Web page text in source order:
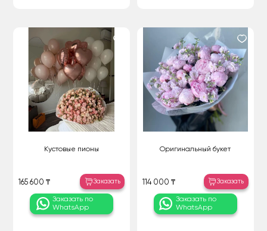
Кустовые пионы
165 600 ₸ Заказать
Заказать по
WhatsApp
Оригинальный букет
114 000 ₸ Заказать
Заказать по
WhatsApp